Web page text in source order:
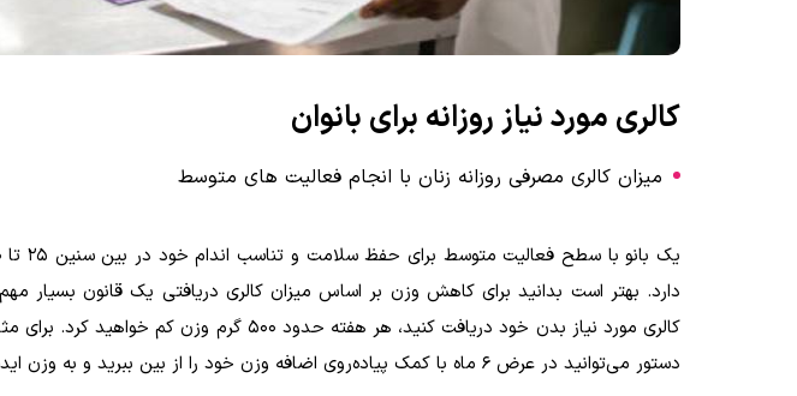
کالری مورد نیاز روزانه برای بانوان
میزان کالری مصرفی روزانه زنان با انجام فعالیت‌ های متوسط
دستور می‌توانید در عرض 6 ماه با کمک پیاده‌روی اضافه وزن خود را از بین ببرید و به وزن ایده‌آل خود نزدیک شوید.